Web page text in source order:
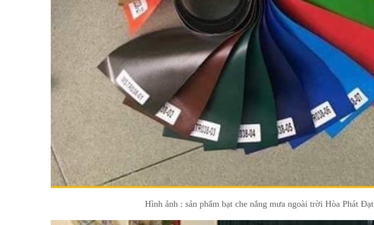
Hình ảnh : sản phẩm bạt che nắng mưa ngoài trời Hòa Phát Đạt